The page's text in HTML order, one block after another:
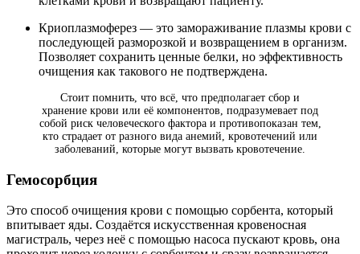
Криоплазмоферез — это замораживание плазмы крови с
последующей разморозкой и возвращением в организм.
Позволяет сохранить ценные белки, но эффективность
очищения как такового не подтверждена.
Стоит помнить, что всё, что предполагает сбор и
хранение крови или её компонентов, подразумевает под
собой риск человеческого фактора и противопоказан тем,
кто страдает от разного вида анемий, кровотечений или
заболеваний, которые могут вызвать кровотечение.
Гемосорбция
Это способ очищения крови с помощью сорбента, который
впитывает яды. Создаётся искусственная кровеносная
магистраль, через неё с помощью насоса пускают кровь, она